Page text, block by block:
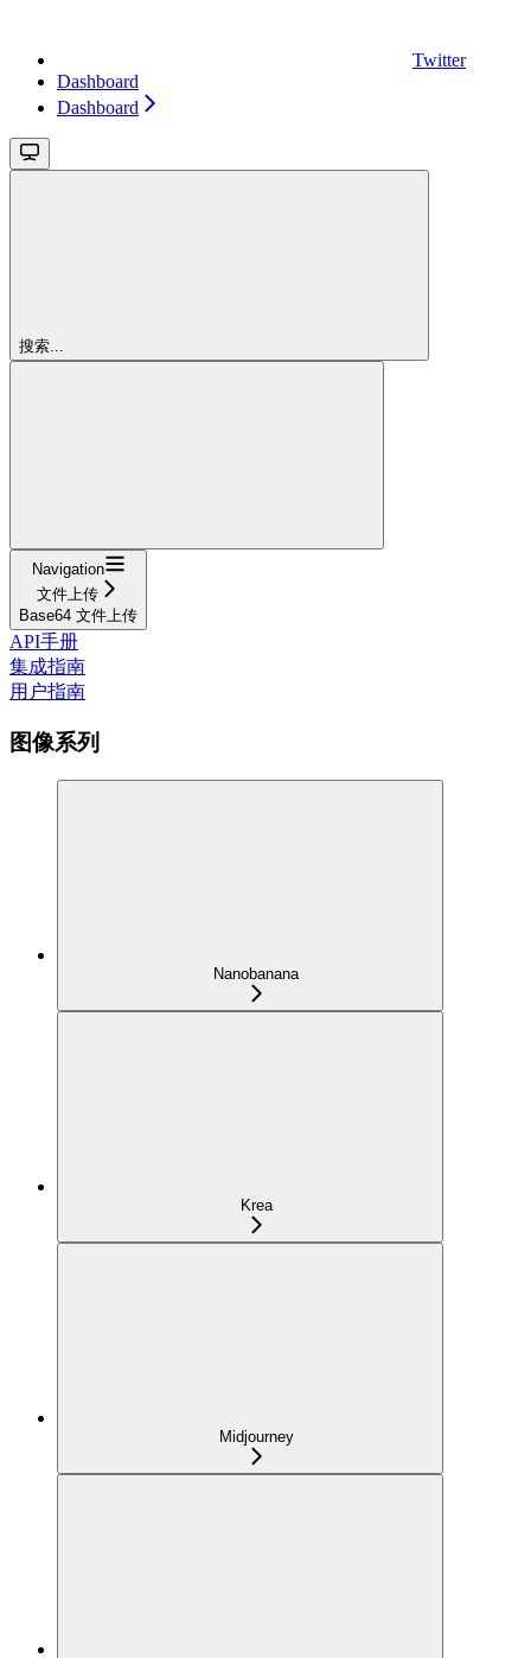
Twitter
Dashboard
Dashboard
搜索...
Navigation
文件上传
Base64 文件上传
API手册
集成指南
用户指南
图像系列
Nanobanana
Krea
Midjourney